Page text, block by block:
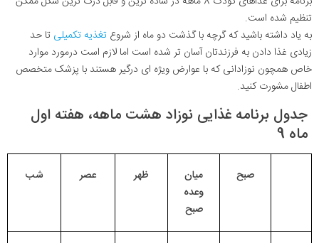
تنظیم شده است.
به یاد داشته باشید که گرچه با گذشت دو ماه از شروع تغذیه تکمیلی تا حد
زیادی غذا دادن به فرزندتان آسان تر شده است اما لازم است درمورد موارد
خاص همچون نوزادانی که با عوارض ویژه ای درگیر هستند با پزشک متخصص
اطفال مشورت کنید.
جدول برنامه غذایی نوزاد هشت ماهه، هفته اول
ماه 9
صبح
میان
وعده
صبح
ظهر عصر شب